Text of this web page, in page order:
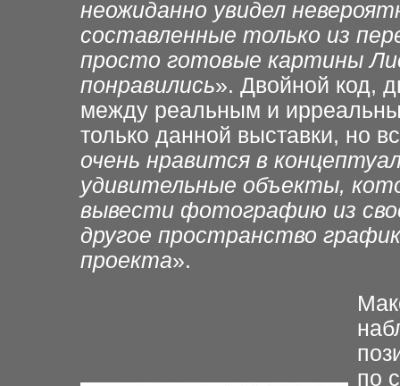
неожиданно увидел
составленные только из
просто готовые картины
понравились». Двойной код,
между реальным и
только данной выставки, но
очень нравится в
удивительные объекты,
вывести фотографию из
другое пространство
проекта».
по